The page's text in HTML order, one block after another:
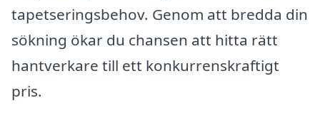
tapetseringsbehov. Genom att bredda din
sökning ökar du chansen att hitta rätt
hantverkare till ett konkurrenskraftigt
pris.